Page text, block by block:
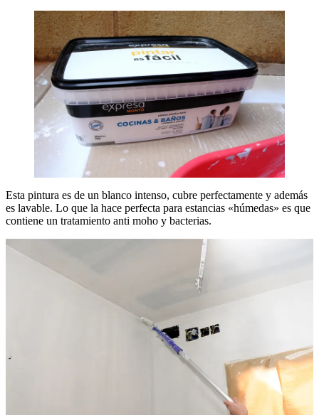
Esta pintura es de un blanco intenso, cubre perfectamente y además
es lavable. Lo que la hace perfecta para estancias «húmedas» es que
contiene un tratamiento anti moho y bacterias.